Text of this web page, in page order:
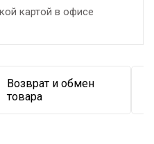
картой в офисе
Возврат и обмен
товара